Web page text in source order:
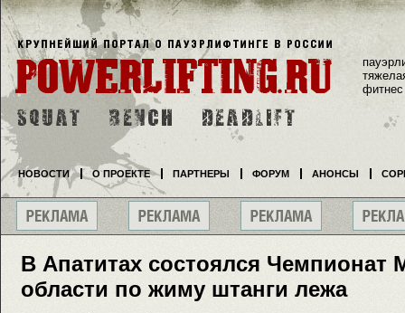
В Апатитах состоялся Чемпионат
области по жиму штанги лежа
фитнес
НОВОСТИ О ПРОЕКТЕ ПАРТНЕРЫ ФОРУМ АНОНСЫ